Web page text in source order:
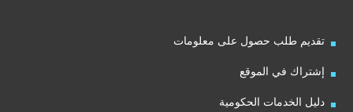
تقديم طلب حصول على معلومات
إشتراك في الموقع
دليل الخدمات الحكومية